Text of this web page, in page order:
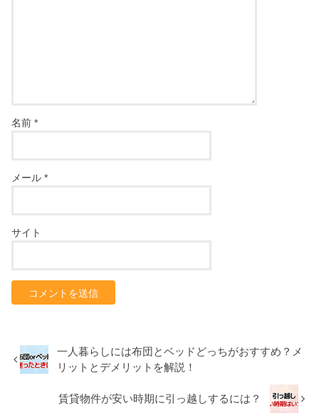
名前*
メール*
サイト
一人暮らしには布団とベッドどっちがおすすめ？メ
リットとデメリットを解説！
賃貸物件が安い時期に引っ越しするには？